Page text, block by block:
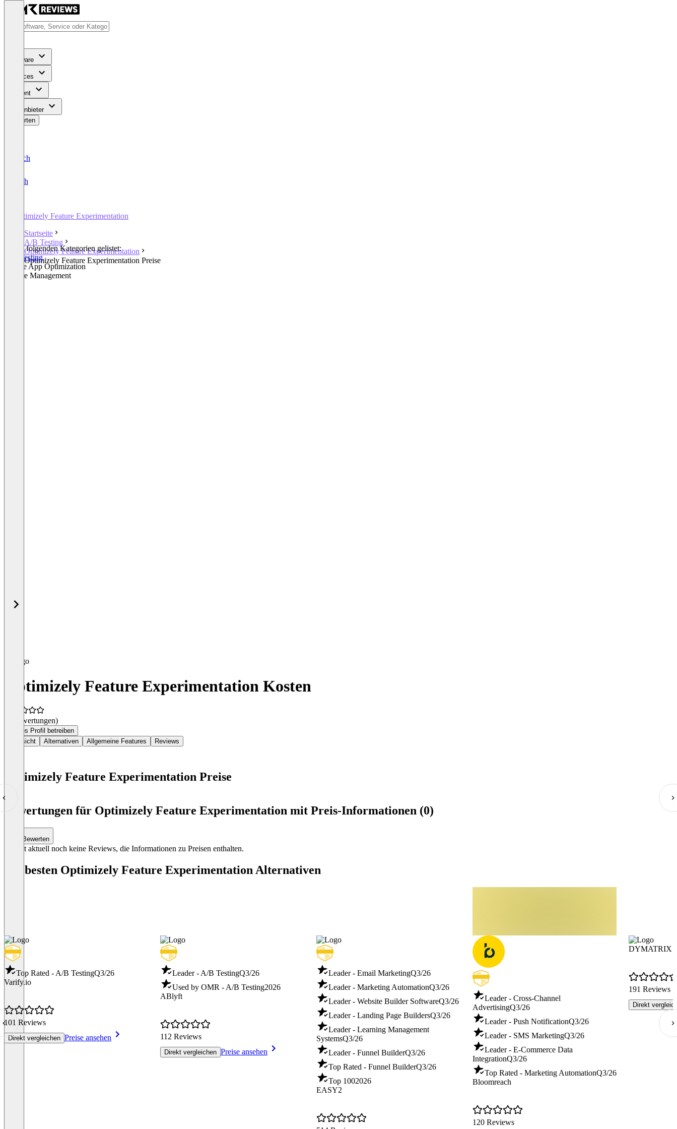
Software
Services
Content
Für Anbieter
Bewerten
Deutsch
English
Optimizely Feature Experimentation
Startseite
A/B Testing
Optimizely Feature Experimentation
Optimizely Feature Experimentation Preise
In den folgenden Kategorien gelistet:
A/B Testing
Mobile App Optimization
Feature Management
Optimizely Feature Experimentation Kosten
(0 Bewertungen)
Dieses Profil betreiben
Übersicht
Alternativen Allgemeine Features Reviews
Optimizely Feature Experimentation Preise
Item
Bewertungen für Optimizely Feature Experimentation mit Preis-Informationen (0)
Bewerten
Es gibt aktuell noch keine Reviews, die Informationen zu Preisen enthalten.
Die besten Optimizely Feature Experimentation Alternativen
Top Rated - A/B TestingQ3/26
Varify.io
101 Reviews
Direkt vergleichen Preise ansehen
Leader - A/B TestingQ3/26
Used by OMR - A/B Testing2026
ABlyft
112 Reviews
Direkt vergleichen Preise ansehen
Leader - Email MarketingQ3/26
Leader - Marketing AutomationQ3/26
Leader - Website Builder SoftwareQ3/26
Leader - Landing Page BuildersQ3/26
Leader - Learning Management
SystemsQ3/26
Leader - Funnel BuilderQ3/26
Top Rated - Funnel BuilderQ3/26
Top 1002026
EASY2
Leader - Cross-Channel
AdvertisingQ3/26
Leader - Push NotificationQ3/26
Leader - SMS MarketingQ3/26
Leader - E-Commerce Data
IntegrationQ3/26
Top Rated - Marketing AutomationQ3/26
Bloomreach
120 Reviews
DYMATRIX
191 Reviews
Direkt